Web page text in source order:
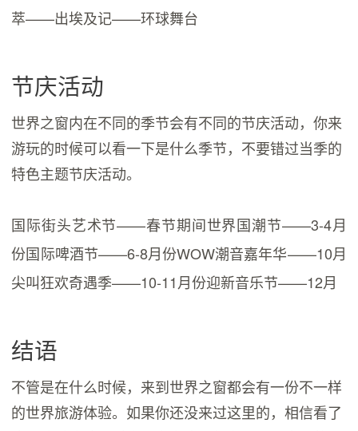
萃——出埃及记——环球舞台
节庆活动
世界之窗内在不同的季节会有不同的节庆活动，你来
游玩的时候可以看一下是什么季节，不要错过当季的
特色主题节庆活动。
国际街头艺术节——春节期间世界国潮节——3-4月
份国际啤酒节——6-8月份WOW潮音嘉年华——10月
尖叫狂欢奇遇季——10-11月份迎新音乐节——12月
结语
不管是在什么时候，来到世界之窗都会有一份不一样
的世界旅游体验。如果你还没来过这里的，相信看了